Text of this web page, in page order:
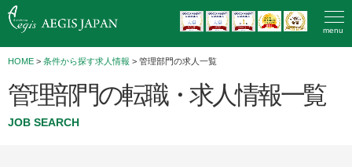
menu
HOME > 条件から探す求人情報 > 管理部門の求人一覧
管理部門の転職・求人情報一覧
JOB SEARCH